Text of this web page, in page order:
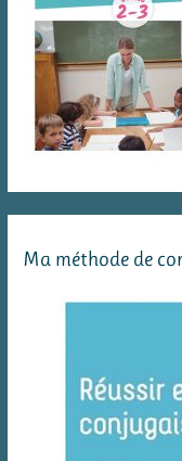
Ma méthode de